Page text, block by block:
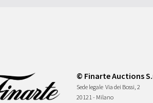
© Finarte Auctions
Sede legale Via dei Bossi, 2
20121 - Milano